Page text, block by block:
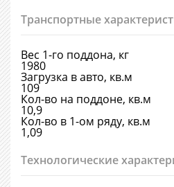
Транспортные
Вес 1-го поддона, кг
1980
Загрузка в авто, кв.м
109
Кол-во на поддоне, кв.м
10,9
Кол-во в 1-ом ряду, кв.м
1,09
Технологические